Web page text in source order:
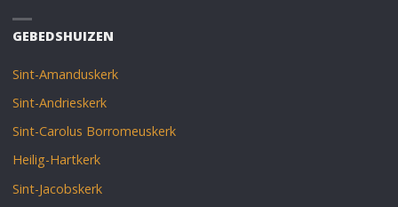
GEBEDSHUIZEN
Sint-Amanduskerk
Sint-Andrieskerk
Sint-Carolus Borromeuskerk
Heilig-Hartkerk
Sint-Jacobskerk